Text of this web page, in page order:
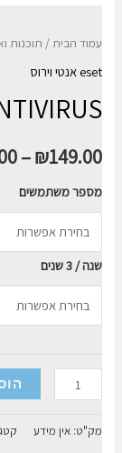
עמוד הבית/ תוכנות
eset אנטי וירוס
₪149.00
–
מספר משתמשים
שנה / 3 שנים
כמות
של
ESET
מק"ט:אין מידע